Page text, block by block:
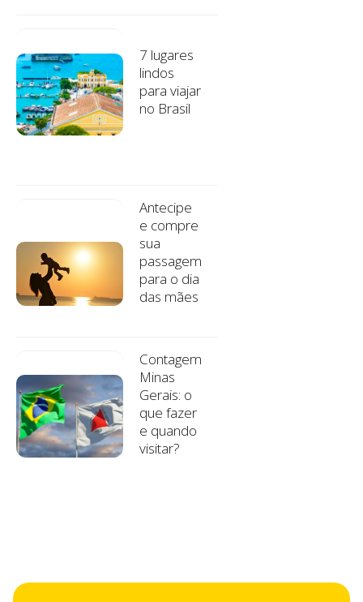
7 lugares
lindos
para viajar
no Brasil
Antecipe
e compre
sua
passagem
para o dia
das mães
Contagem
Minas
Gerais: o
que fazer
e quando
visitar?